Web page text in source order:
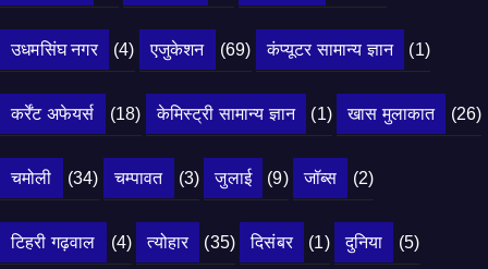
उधमसिंघ नगर (4) एजुकेशन (69) कंप्यूटर सामान्य ज्ञान (1)
कर्रेंट अफेयर्स (18) केमिस्ट्री सामान्य ज्ञान (1) खास मुलाकात (26)
चमोली (34) चम्पावत (3) जुलाई (9) जॉब्स (2)
टिहरी गढ़वाल (4) त्योहार (35) दिसंबर (1) दुनिया (5)